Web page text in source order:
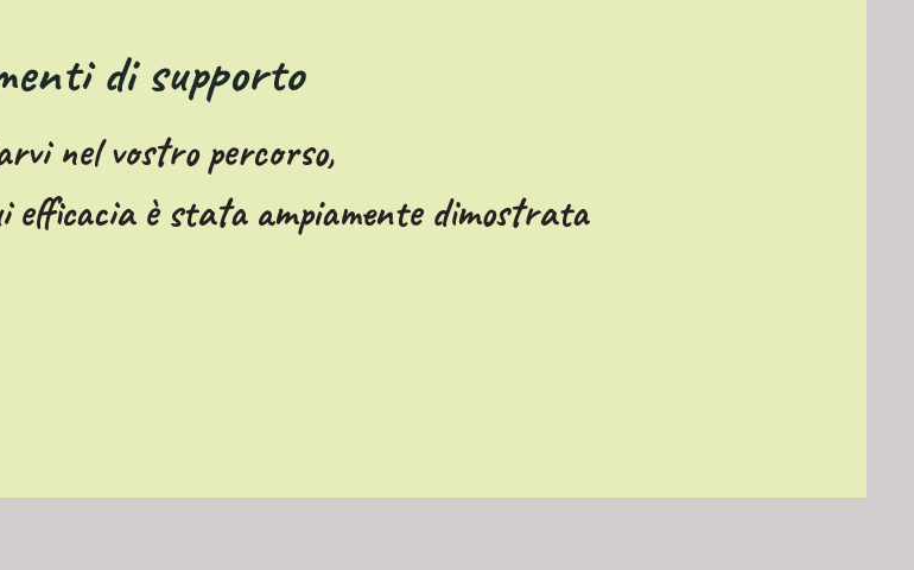
di supporto
nel vostro percorso,
efficacia è stata ampiamente dimostrata